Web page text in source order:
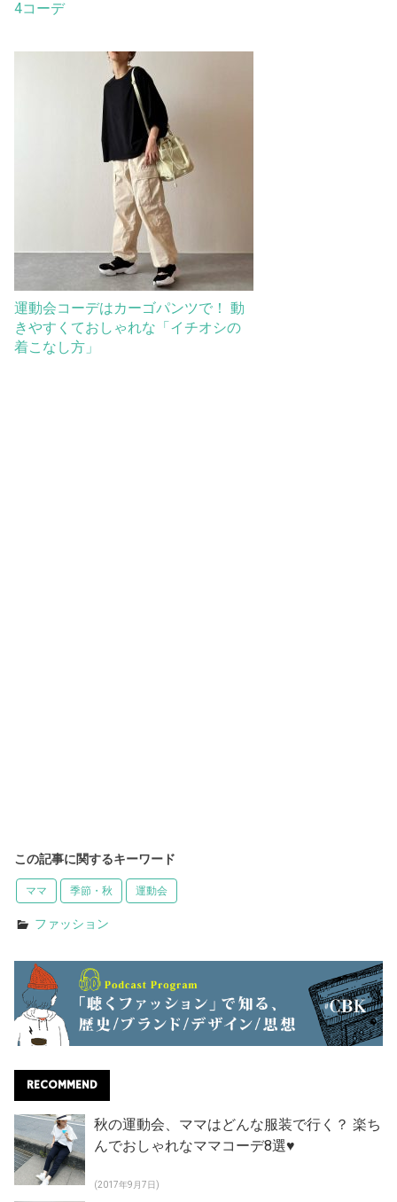
4コーデ
運動会コーデはカーゴパンツで！ 動
きやすくておしゃれな「イチオシの
着こなし方」
この記事に関するキーワード
ママ 季節・秋 運動会
ファッション
RECOMMEND
秋の運動会、ママはどんな服装で行く？ 楽ち
んでおしゃれなママコーデ8選♥
(2017年9月7日)